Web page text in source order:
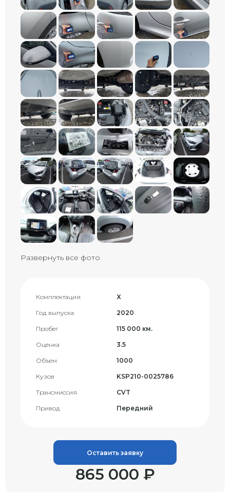
Развернуть все фото
Комплектация X
Год выпуска 2020
Пробег 115 000 км.
Оценка 3.5
Объем 1000
Кузов KSP210-0025786
Трансмиссия CVT
Привод Передний
Оставить заявку
865 000 ₽